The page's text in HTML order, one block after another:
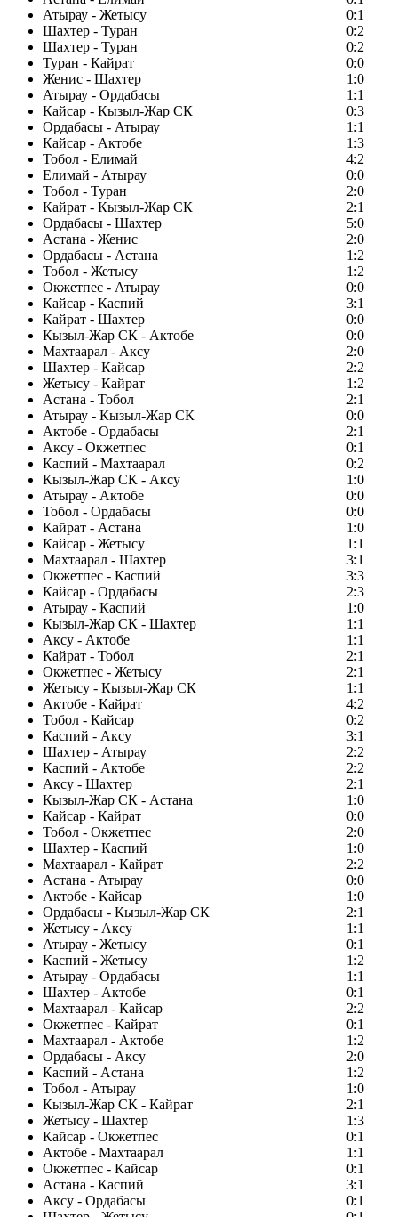
Атырау - Жетысу
0:1
Шахтер - Туран
0:2
Шахтер - Туран
0:2
Туран - Кайрат
0:0
Женис - Шахтер
1:0
Атырау - Ордабасы
1:1
Кайсар - Кызыл-Жар СК
0:3
Ордабасы - Атырау
1:1
Кайсар - Актобе
1:3
Тобол - Елимай
4:2
Елимай - Атырау
0:0
Тобол - Туран
2:0
Кайрат - Кызыл-Жар СК
2:1
Ордабасы - Шахтер
5:0
Астана - Женис
2:0
Ордабасы - Астана
1:2
Тобол - Жетысу
1:2
Окжетпес - Атырау
0:0
Кайсар - Каспий
3:1
Кайрат - Шахтер
0:0
Кызыл-Жар СК - Актобе
0:0
Махтаарал - Аксу
2:0
Шахтер - Кайсар
2:2
Жетысу - Кайрат
1:2
Астана - Тобол
2:1
Атырау - Кызыл-Жар СК
0:0
Актобе - Ордабасы
2:1
Аксу - Окжетпес
0:1
Каспий - Махтаарал
0:2
Кызыл-Жар СК - Аксу
1:0
Атырау - Актобе
0:0
Тобол - Ордабасы
0:0
Кайрат - Астана
1:0
Кайсар - Жетысу
1:1
Махтаарал - Шахтер
3:1
Окжетпес - Каспий
3:3
Кайсар - Ордабасы
2:3
Атырау - Каспий
1:0
Кызыл-Жар СК - Шахтер
1:1
Аксу - Актобе
1:1
Кайрат - Тобол
2:1
Окжетпес - Жетысу
2:1
Жетысу - Кызыл-Жар СК
1:1
Актобе - Кайрат
4:2
Тобол - Кайсар
0:2
Каспий - Аксу
3:1
Шахтер - Атырау
2:2
Каспий - Актобе
2:2
Аксу - Шахтер
2:1
Кызыл-Жар СК - Астана
1:0
Кайсар - Кайрат
0:0
Тобол - Окжетпес
2:0
Шахтер - Каспий
1:0
Махтаарал - Кайрат
2:2
Астана - Атырау
0:0
Актобе - Кайсар
1:0
Ордабасы - Кызыл-Жар СК
2:1
Жетысу - Аксу
1:1
Атырау - Жетысу
0:1
Каспий - Жетысу
1:2
Атырау - Ордабасы
1:1
Шахтер - Актобе
0:1
Махтаарал - Кайсар
2:2
Окжетпес - Кайрат
0:1
Махтаарал - Актобе
1:2
Ордабасы - Аксу
2:0
Каспий - Астана
1:2
Тобол - Атырау
1:0
Кызыл-Жар СК - Кайрат
2:1
Жетысу - Шахтер
1:3
Кайсар - Окжетпес
0:1
Актобе - Махтаарал
1:1
Окжетпес - Кайсар
0:1
Астана - Каспий
3:1
Аксу - Ордабасы
0:1